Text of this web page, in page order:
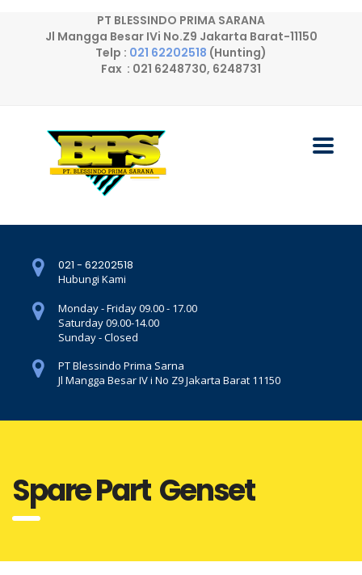
PT BLESSINDO PRIMA SARANA
Jl Mangga Besar IVi No.Z9 Jakarta Barat-11150
Telp : 021 62202518 (Hunting)
Fax : 021 6248730, 6248731
021 - 62202518
Hubungi Kami
Monday - Friday 09.00 - 17.00
Saturday 09.00-14.00
Sunday - Closed
PT Blessindo Prima Sarna
Jl Mangga Besar IV i No Z9 Jakarta Barat 11150
Spare Part Genset